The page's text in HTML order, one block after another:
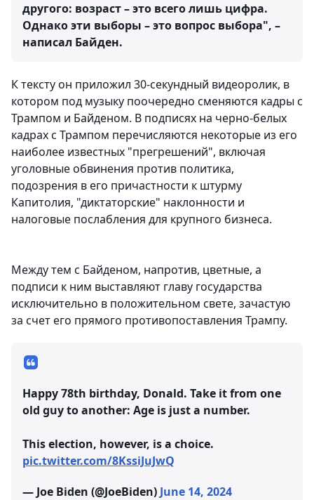
другого: возраст – это всего лишь цифра.
Однако эти выборы – это вопрос выбора", –
написал Байден.
К тексту он приложил 30-секундный видеоролик, в
котором под музыку поочередно сменяются кадры с
Трампом и Байденом. В подписях на черно-белых
кадрах с Трампом перечисляются некоторые из его
наиболее известных "прегрешений", включая
уголовные обвинения против политика,
подозрения в его причастности к штурму
Капитолия, "диктаторские" наклонности и
налоговые послабления для крупного бизнеса.
Между тем с Байденом, напротив, цветные, а
подписи к ним выставляют главу государства
исключительно в положительном свете, зачастую
за счет его прямого противопоставления Трампу.
Happy 78th birthday, Donald. Take it from one
old guy to another: Age is just a number.
This election, however, is a choice.
pic.twitter.com/8KssiJuJwQ
— Joe Biden (@JoeBiden) June 14, 2024